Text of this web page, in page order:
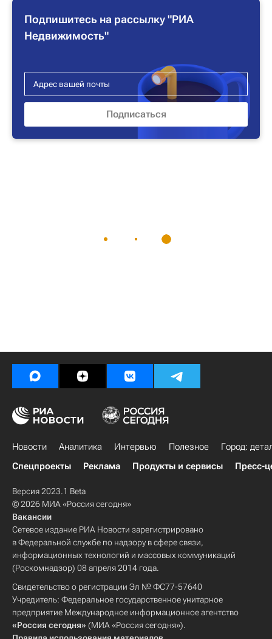
Подпишитесь на рассылку "РИА
Недвижимость"
Новости Аналитика Интервью Полезное
Город:
Спецпроекты
Реклама Продукты и сервисы Пресс-
Версия 2023.1 Beta
© 2026 МИА «Россия сегодня»
Вакансии
Сетевое издание РИА Новости зарегистрировано
в Федеральной службе по надзору в сфере связи,
информационных технологий и массовых коммуникаций
(Роскомнадзор) 08 апреля 2014 года.
Свидетельство о регистрации Эл № ФС77-57640
Учредитель: Федеральное государственное унитарное
предприятие Международное информационное агентство
«Россия сегодня» (МИА «Россия сегодня»).